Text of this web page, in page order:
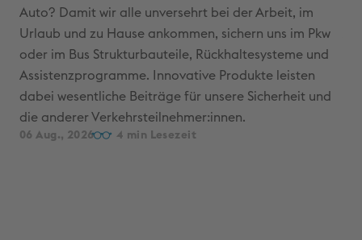
Auto? Damit wir alle unversehrt bei der Arbeit, im
Urlaub und zu Hause ankommen, sichern uns im Pkw
oder im Bus Strukturbauteile, Rückhaltesysteme und
Assistenzprogramme. Innovative Produkte leisten
dabei wesentliche Beiträge für unsere Sicherheit und
die anderer Verkehrsteilnehmer:innen.
06 Aug., 2026 4